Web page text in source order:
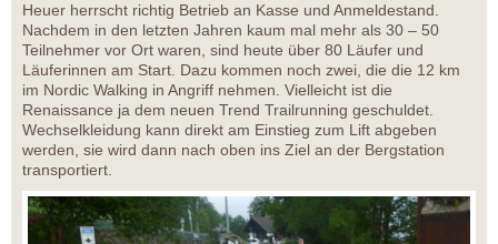
Heuer herrscht richtig Betrieb an Kasse und Anmeldestand.
Nachdem in den letzten Jahren kaum mal mehr als 30 – 50
Teilnehmer vor Ort waren, sind heute über 80 Läufer und
Läuferinnen am Start. Dazu kommen noch zwei, die die 12 km
im Nordic Walking in Angriff nehmen. Vielleicht ist die
Renaissance ja dem neuen Trend Trailrunning geschuldet.
Wechselkleidung kann direkt am Einstieg zum Lift abgeben
werden, sie wird dann nach oben ins Ziel an der Bergstation
transportiert.